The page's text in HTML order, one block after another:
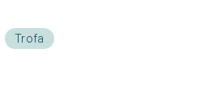
Trofa